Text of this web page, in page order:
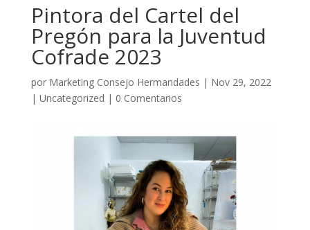
Pintora del Cartel del
Pregón para la Juventud
Cofrade 2023
por Marketing Consejo Hermandades | Nov 29, 2022
| Uncategorized | 0 Comentarios